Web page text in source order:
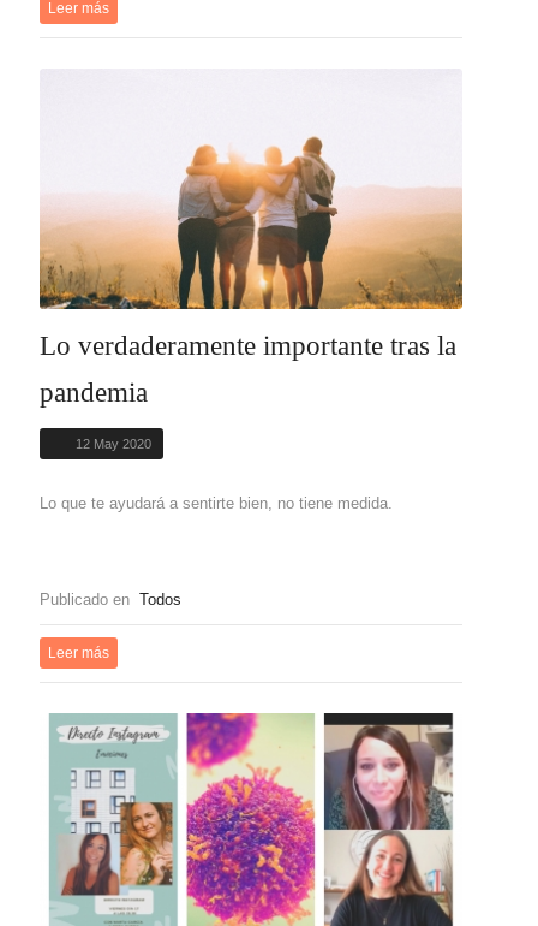
Leer más
Lo verdaderamente importante tras la
pandemia
12 May 2020
Lo que te ayudará a sentirte bien, no tiene medida.
Publicado en Todos
Leer más